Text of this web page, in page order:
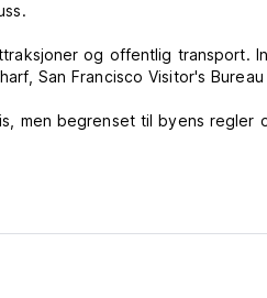
og offentlig transport.
San Francisco Visitor's
men begrenset til byens regler
enhver voksen, vi krevde
Senger i sovesaler
for reisende og